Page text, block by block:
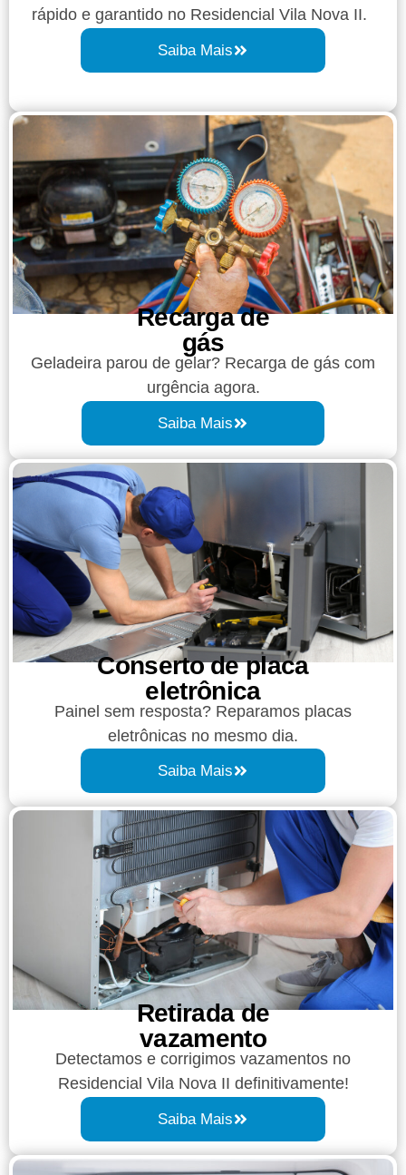
rápido e garantido no Residencial Vila Nova II.
Saiba Mais
Recarga de
gás
Geladeira parou de gelar? Recarga de gás com
urgência agora.
Saiba Mais
Conserto de placa
eletrônica
Painel sem resposta? Reparamos placas
eletrônicas no mesmo dia.
Saiba Mais
Retirada de
vazamento​​
Detectamos e corrigimos vazamentos no
Residencial Vila Nova II definitivamente!
Saiba Mais